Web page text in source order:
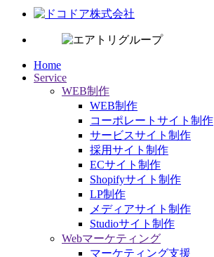
Home
Service
WEB制作
WEB制作
コーポレートサイト制作
サービスサイト制作
採用サイト制作
ECサイト制作
Shopifyサイト制作
LP制作
メディアサイト制作
Studioサイト制作
Webマーケティング
マーケティング支援